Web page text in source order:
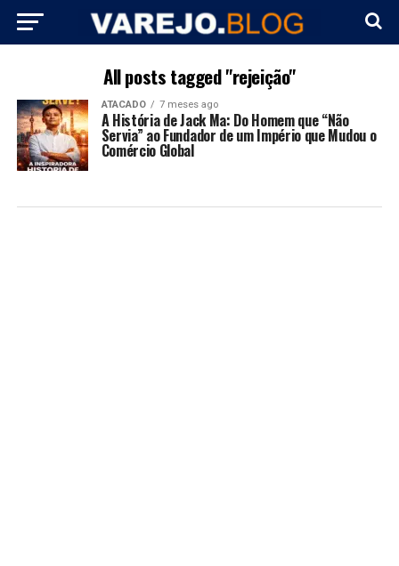
All posts tagged "rejeição"
ATACADO 7 meses ago
A História de Jack Ma: Do Homem que “Não
Servia” ao Fundador de um Império que Mudou o
Comércio Global